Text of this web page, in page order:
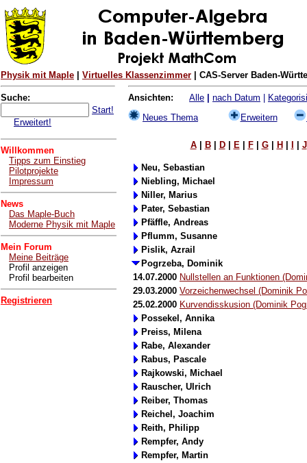
Physik mit Maple Virtuelles Klassenzimmer | CAS-Server Baden-
Suche:
Start!
Erweitert!
Willkommen
Tipps zum Einstieg
Pilotprojekte
Impressum
News
Das Maple-Buch
Moderne Physik mit Maple
Mein Forum
Meine Beiträge
Profil anzeigen
Profil bearbeiten
Registrieren
Ansichten: Alle nach Datum
Neues Thema
Erweitern
A| B| D| E| F| G| H J
Neu, Sebastian
Niebling, Michael
Niller, Marius
Pater, Sebastian
Pfäffle, Andreas
Pflumm, Susanne
Pislik, Azrail
Pogrzeba, Dominik
14.07.2000 Nullstellen an Funktionen
29.03.2000 Vorzeichenwechsel (Dominik
25.02.2000 Kurvendisskusion (Dominik
Possekel, Annika
Preiss, Milena
Rabe, Alexander
Rabus, Pascale
Rajkowski, Michael
Rauscher, Ulrich
Reiber, Thomas
Reichel, Joachim
Reith, Philipp
Rempfer, Andy
Rempfer, Martin